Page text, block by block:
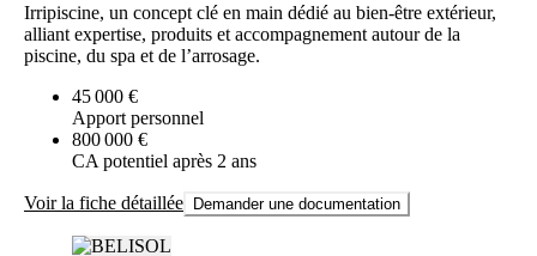
Irripiscine, un concept clé en main dédié au bien-être extérieur,
alliant expertise, produits et accompagnement autour de la
piscine, du spa et de l’arrosage.
45 000 €
Apport personnel
800 000 €
CA potentiel après 2 ans
Voir la fiche détaillée Demander une documentation